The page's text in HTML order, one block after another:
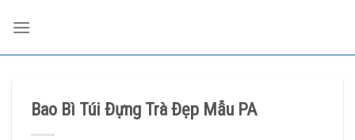
Bao Bì Túi Đựng Trà Đẹp Mẫu PA